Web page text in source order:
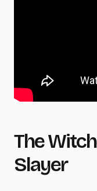
The
Slayer